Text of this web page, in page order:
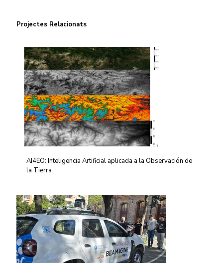
Projectes Relacionats
AI4EO: Inteligencia Artificial aplicada a la Observación de
la Tierra